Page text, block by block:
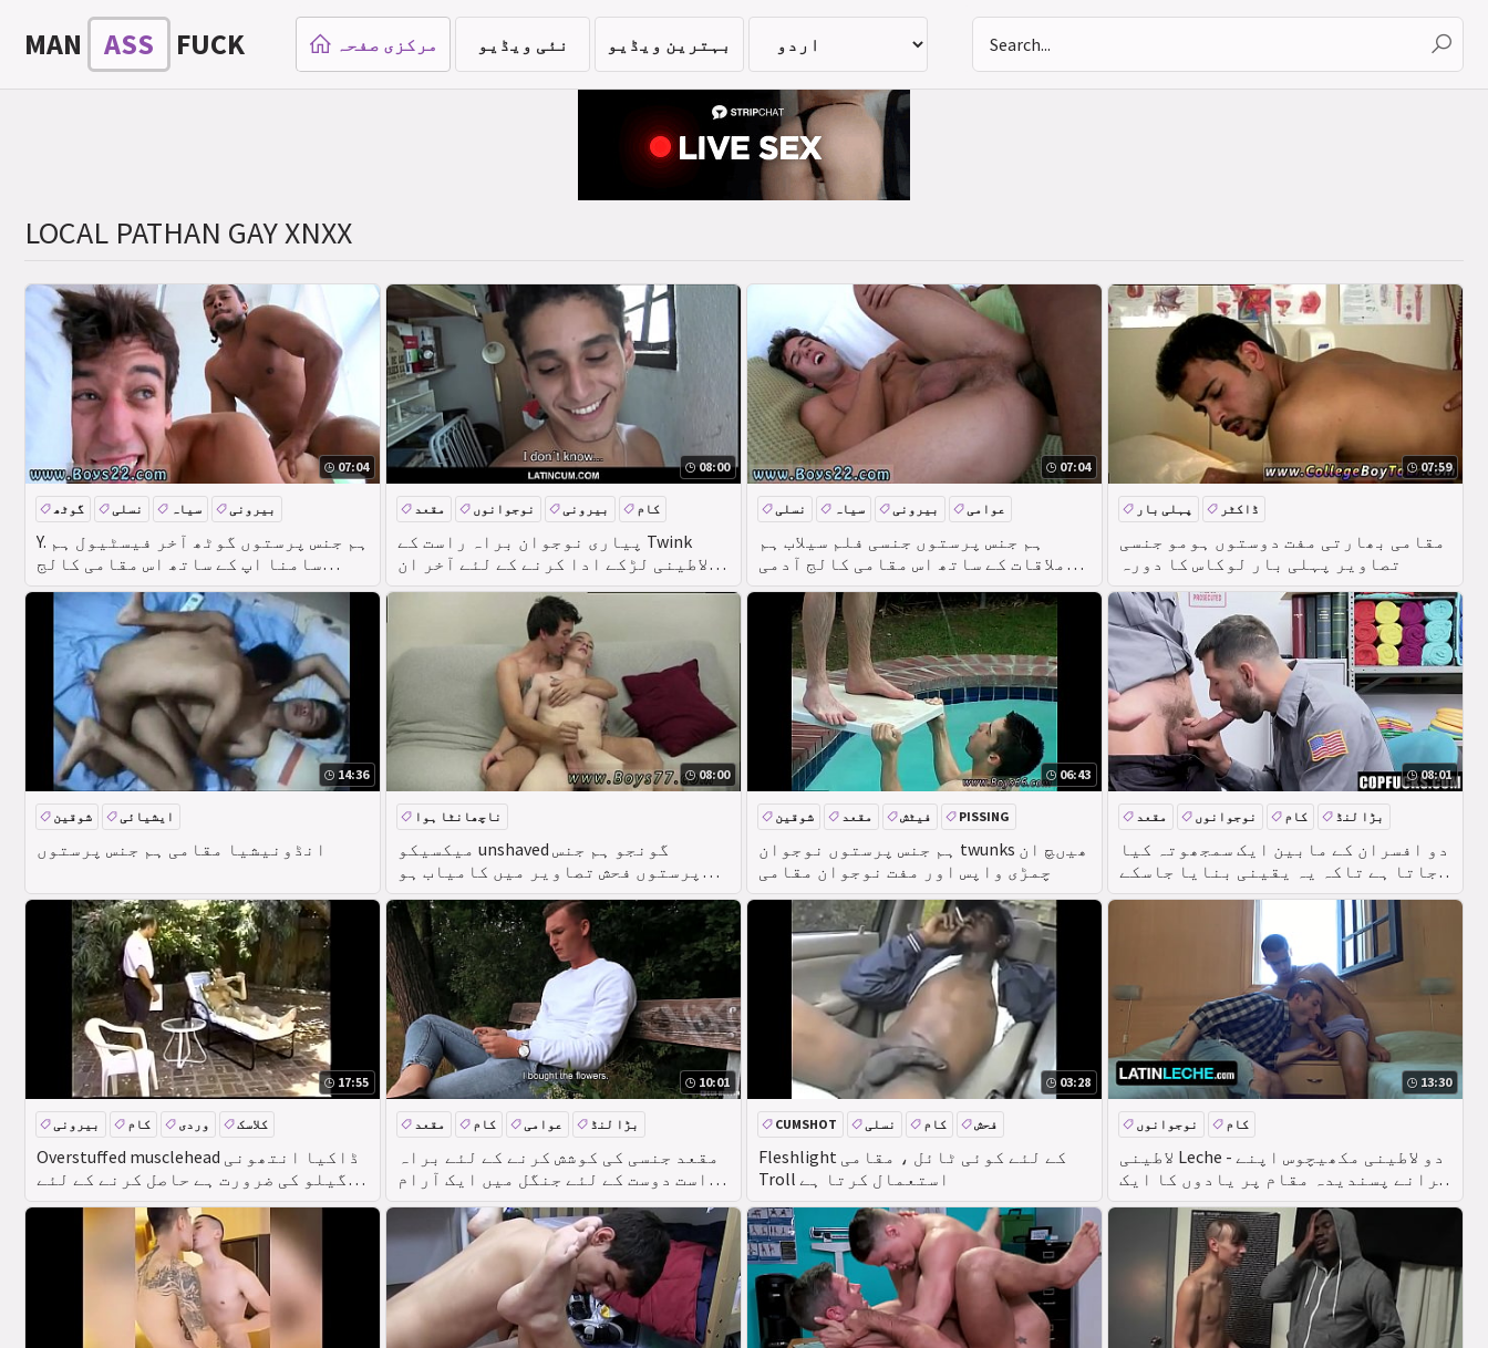
MAN ASS FUCK مرکزی صفحہ نئی ویڈیو بہترین ویڈیو
LOCAL PATHAN GAY XNXX
07:04
Y. ہم جنس پرستوں گوٹھ آخر فیسٹیول ہم
سامنا اپ کے ساتھ اس مقامی کالج
لڑکے کا نام
گوٹھ نسلی سیاہ بیرونی
08:00
پیاری نوجوان براہ راست کے Twink
لاطینی لڑکے ادا کرنے کے لئے آخر ان
ہم جنس پرستوں کے مالک کی ویب سائٹ
مقعد نوجوانوں بیرونی کام
07:04
ہم جنس پرستوں جنسی فلم سیلاب ہم
ملاقات کے ساتھ اس مقامی کالج آدمی
کا نام
نسلی سیاہ بیرونی عوامی
07:59
مقامی بھارتی مفت دوستوں ہومو جنسی
تصاویر پہلی بار لوکاس کا دورہ
پہلی بار ڈاکٹر
14:36
انڈونیشیا مقامی ہم جنس پرستوں
شوقین ایشیائی
08:00
میکسیکو unshaved گونجو ہم جنس
پرستوں فحش تصاویر میں کامیاب ہو
گیا پر ایک مقامی بات چیت کے کمرے
ناچھانٹا ہوا
06:43
ہم جنس پرستوں نوجوان twunks ھیںچ ان
چمڑی واپس اور مفت نوجوان مقامی
شوقین مقعد فیٹش PISSING
08:01
دو افسران کے مابین ایک سمجھوتہ کیا
جاتا ہے تاکہ یہ یقینی بنایا جاسکے
کہ تنازعہ کام کی جگہ کو متاثر نہیں
کرتا ہے ۔ آگے بڑھ رہے ہیں-ارگوس ،
مقعد نوجوانوں کام بڑا لنڈ
17:55
Overstuffed musclehead ڈاکیا انتھونی
گیلو کی ضرورت ہے حاصل کرنے کے لئے
ایک اعتراف کے بارے میں ترسیل کی
جگہ سے آدمی لے سورج ننگی
بیرونی کام وردی کلاسک
10:01
مقعد جنسی کی کوشش کرنے کے لئے براہ
راست دوست کے لئے جنگل میں ایک آرام
دہ اور پرسکون آخر جگہ-چیک ہنٹر 547
مقعد کام عوامی بڑا لنڈ
03:28
Fleshlight کے لئے کوئی ٹائل ، مقامی
Troll استعمال کرتا ہے
CUMSHOT نسلی کام فحش
13:30
لاطینی Leche - دو لاطینی مکھیچوس اپنے
پرانے پسندیدہ مقام پر یادوں کا ایک
بالکل نیا سیٹ بنائیں
نوجوانوں
کام
دنیا بھر کےٹینڈرز اور ہینڈل